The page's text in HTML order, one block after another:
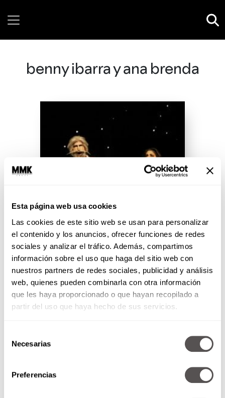
Esta página web usa cookies
Las cookies de este sitio web se usan para personalizar
el contenido y los anuncios, ofrecer funciones de redes
sociales y analizar el tráfico. Además, compartimos
información sobre el uso que haga del sitio web con
nuestros partners de redes sociales, publicidad y análisis
web, quienes pueden combinarla con otra información
que les haya proporcionado o que hayan recopilado a
partir del uso que haya hecho de sus servicios.
Necesarias
Preferencias
benny ibarra y ana brenda
5 razones para ver “El Hombre
de la Mancha”
Para celebrar los 400 años de "El
Quijote de la Mancha", ¿por qué
no un musical?